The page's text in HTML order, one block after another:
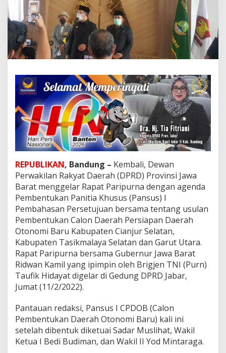
f
i
k
H
d
a
a
t
B
e
r
a
m
a
u
b
e
r
u
r
,
K
e
m
b
a
l
B
e
n
t
u
REPUBLIKAN, Bandung – Kembali, Dewan
Perwakilan Rakyat Daerah (DPRD) Provinsi Jawa
Barat menggelar Rapat Paripurna dengan agenda
Pembentukan Panitia Khusus (Pansus) I
Pembahasan Persetujuan bersama tentang usulan
Pembentukan Calon Daerah Persiapan Daerah
Otonomi Baru Kabupaten Cianjur Selatan,
Kabupaten Tasikmalaya Selatan dan Garut Utara.
Rapat Paripurna bersama Gubernur Jawa Barat
Ridwan Kamil yang ipimpin oleh Brigjen TNI (Purn)
Taufik Hidayat digelar di Gedung DPRD Jabar,
Jumat (11/2/2022).
Pantauan redaksi, Pansus I CPDOB (Calon
Pembentukan Daerah Otonomi Baru) kali ini
setelah dibentuk diketuai Sadar Muslihat, Wakil
Ketua I Bedi Budiman, dan Wakil II Yod Mintaraga.